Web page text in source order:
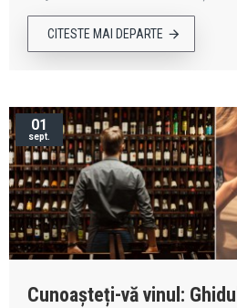
CITESTE MAI DEPARTE
01
sept.
Cunoașteți-vă vinul: